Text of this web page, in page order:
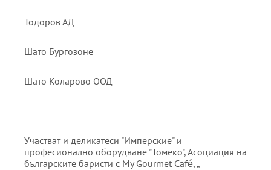
Тодоров АД
Шато Бургозоне
Шато Коларово ООД
Участват и деликатеси "Имперские" и
професионално оборудване "Томеко", Асоциация на
българските баристи с My Gourmet Café, „